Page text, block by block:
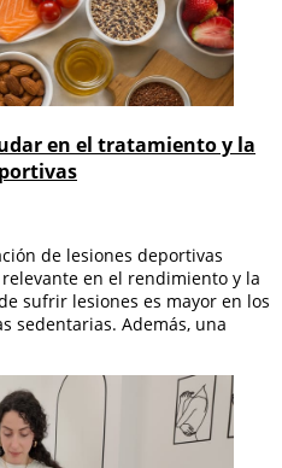
en el tratamiento y la
de lesiones deportivas
en el rendimiento y la
sufrir lesiones es mayor en los
sedentarias. Además, una